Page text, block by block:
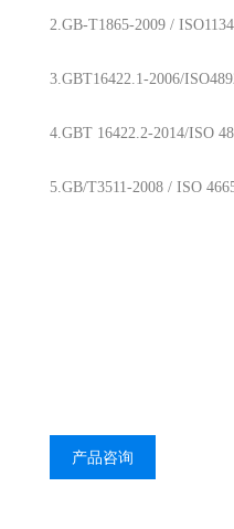
2.GB-T1865-2009 /
3.GBT16422.1-2006/
4.GBT 16422.2-2014/ISO
5.GB/T3511-2008 / ISO
产品咨询